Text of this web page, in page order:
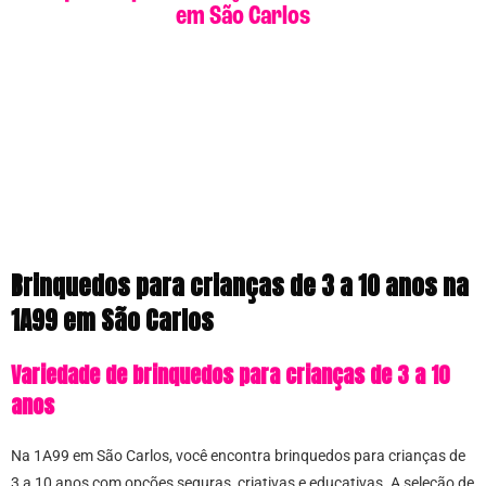
em São Carlos
Brinquedos para crianças de 3 a 10 anos na
1A99 em São Carlos
Variedade de brinquedos para crianças de 3 a 10
anos
Na 1A99 em São Carlos, você encontra brinquedos para crianças de
3 a 10 anos com opções seguras, criativas e educativas. A seleção de